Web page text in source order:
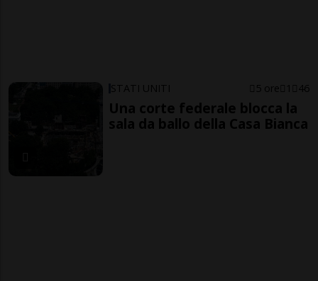
STATI UNITI 5 ore 1 46
Una corte federale blocca la
sala da ballo della Casa Bianca